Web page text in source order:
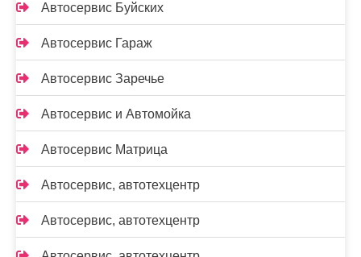
Автосервис Буйских
Автосервис Гараж
Автосервис Заречье
Автосервис и Автомойка
Автосервис Матрица
Автосервис, автотехцентр
Автосервис, автотехцентр